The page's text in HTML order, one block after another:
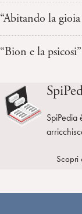
“Abitando la
“Bion e la
SpiPedia
Scopri